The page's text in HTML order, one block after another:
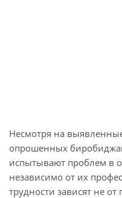
Несмотря на
опрошенных
испытывают проблем в
независимо от их
трудности зависят не